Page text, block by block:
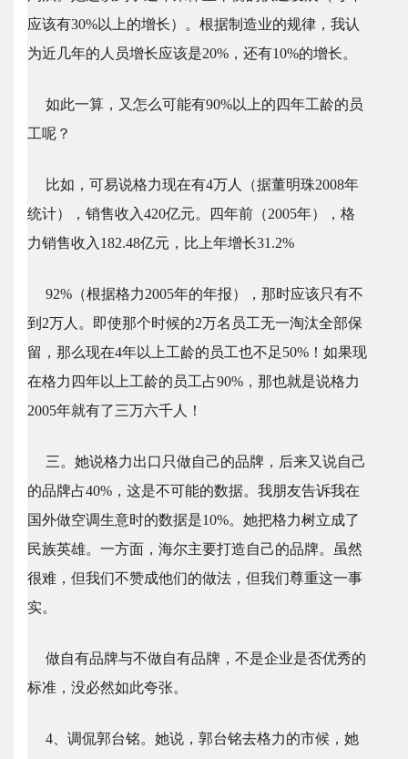
应该有30%以上的增长）。根据制造业的规律，我认
为近几年的人员增长应该是20%，还有10%的增长。
如此一算，又怎么可能有90%以上的四年工龄的员
工呢？
比如，可易说格力现在有4万人（据董明珠2008年
统计），销售收入420亿元。四年前（2005年），格
力销售收入182.48亿元，比上年增长31.2%
92%（根据格力2005年的年报），那时应该只有不
到2万人。即使那个时候的2万名员工无一淘汰全部保
留，那么现在4年以上工龄的员工也不足50%！如果现
在格力四年以上工龄的员工占90%，那也就是说格力
2005年就有了三万六千人！
三。她说格力出口只做自己的品牌，后来又说自己
的品牌占40%，这是不可能的数据。我朋友告诉我在
国外做空调生意时的数据是10%。她把格力树立成了
民族英雄。一方面，海尔主要打造自己的品牌。虽然
很难，但我们不赞成他们的做法，但我们尊重这一事
实。
做自有品牌与不做自有品牌，不是企业是否优秀的
标准，没必然如此夸张。
4、调侃郭台铭。她说，郭台铭去格力的市候，她